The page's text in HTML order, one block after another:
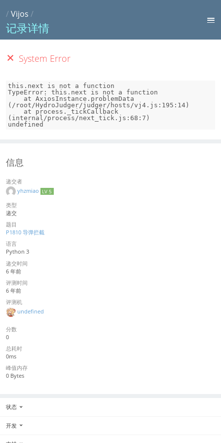
/Vijos /
记录详情
System Error
this.next is not a function
TypeError: this.next is not a function
(/root/HydroJudger/judger/hosts/vj4.js:195:14)
(internal/process/next_tick.js:68:7)
undefined
信息
递交者
yhzmiao
LV 5
类型
递交
题目
P1810 导弹拦截
语言
Python 3
递交时间
6 年前
评测时间
6 年前
评测机
undefined
分数
0
总耗时
0ms
峰值内存
0 Bytes
状态
开发